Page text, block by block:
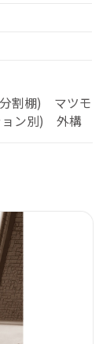
割棚) マツモ
ョン別) 外構